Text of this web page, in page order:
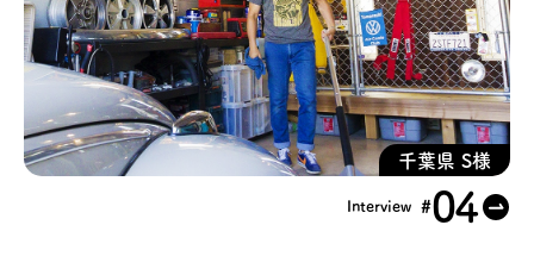
千葉県 S様
Interview #04